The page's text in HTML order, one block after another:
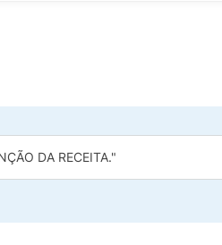
DA RECEITA."